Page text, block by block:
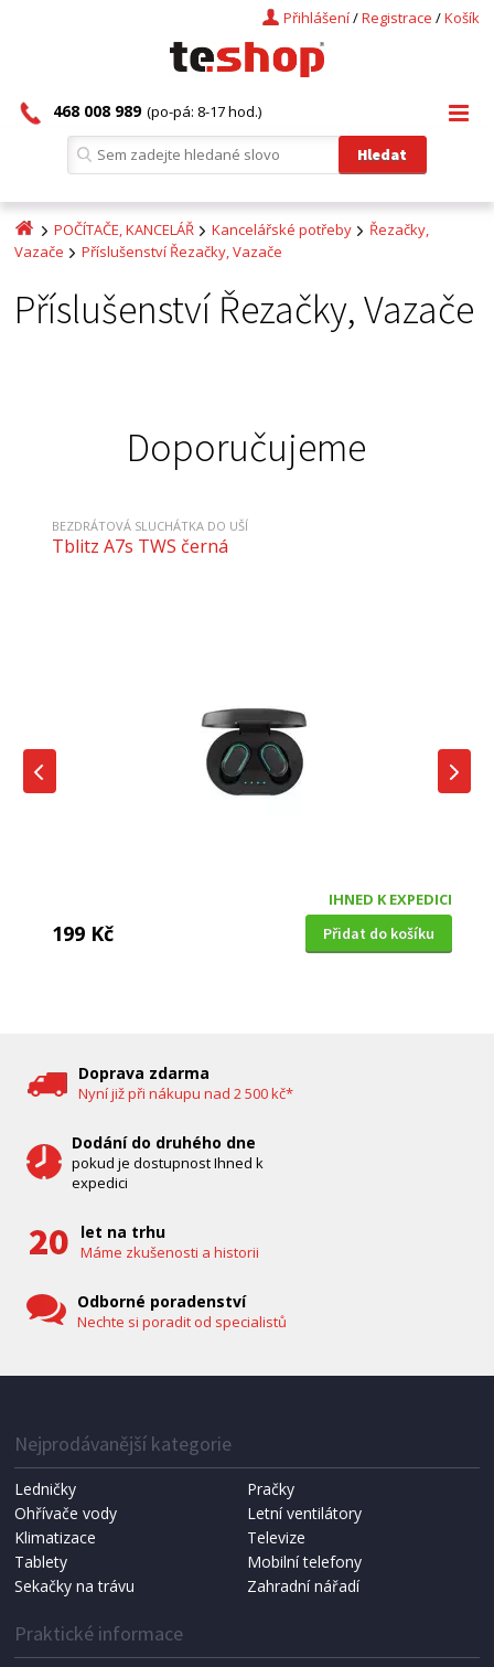
Košík
/
Registrace
/
Přihlášení
468 008 989 (po-pá: 8-17 hod.)
POČÍTAČE, KANCELÁŘ Kancelářské potřeby
Řezačky,
Vazače
Příslušenství Řezačky, Vazače
Příslušenství Řezačky, Vazače
Doporučujeme
BEZDRÁTOVÁ SLUCHÁTKA DO UŠÍ
Tblitz A7s TWS černá
IHNED K EXPEDICI
199 Kč Přidat do košíku
NÁHRADNÍ SÁČKY DO VYSAVAČE
Koma KRA-SB02S (Multi Bag, S-BAG SMS)
Doprava zdarma
Nyní již při nákupu nad 2 500 kč*
Dodání do druhého dne
pokud je dostupnost Ihned k
expedici
let na trhu
Máme zkušenosti a historii
Odborné poradenství
Nechte si poradit od specialistů
Nejprodávanější kategorie
Ledničky
Pračky
Ohřívače vody
Letní ventilátory
Klimatizace
Televize
Tablety
Mobilní telefony
Sekačky na trávu
Zahradní nářadí
Praktické informace